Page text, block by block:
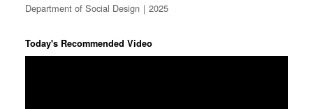
Department of Social Design｜2025
Today's Recommended Video